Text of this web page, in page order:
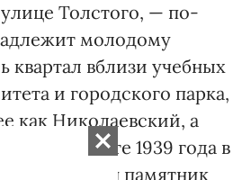
Толстого, — по-
молодому
квартал вблизи учебных
и городского парка,
как Николаевский, а
(в марте 1939 года в
установлен памятник